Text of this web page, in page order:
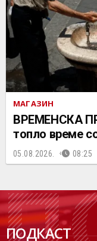
МАГАЗИН
ВРЕМЕНСКА
топло време
05.08.2026. 08:25
ПОДКАСТ